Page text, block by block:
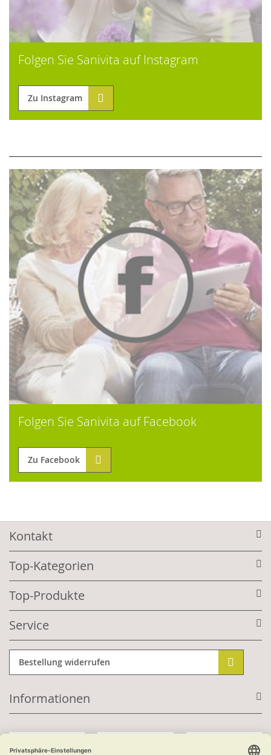
Folgen Sie Sanivita auf Instagram
Zu Instagram
Folgen Sie Sanivita auf Facebook
Zu Facebook
Kontakt
Top-Kategorien
Top-Produkte
Service
Bestellung widerrufen
Informationen